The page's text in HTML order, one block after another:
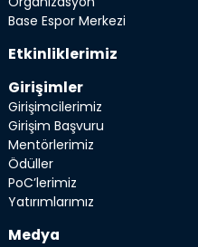
Base Espor Merkezi
Etkinliklerimiz
Girişimler
Girişimcilerimiz
Girişim Başvuru
Mentörlerimiz
Ödüller
PoC’lerimiz
Yatırımlarımız
Medya